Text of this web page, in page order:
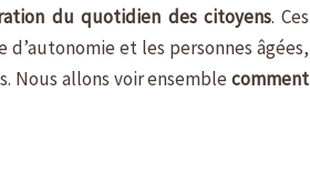
du quotidien des citoyens. Ces
et les personnes âgées,
Nous allons voir ensemblecomment